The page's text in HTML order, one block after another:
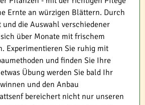
Ernte an würzigen Blättern. Durch
und die Auswahl verschiedener
über Monate mit frischem
Experimentieren Sie ruhig mit
und finden Sie Ihre
Übung werden Sie bald Ihr
und den Anbau
bereichert nicht nur unseren